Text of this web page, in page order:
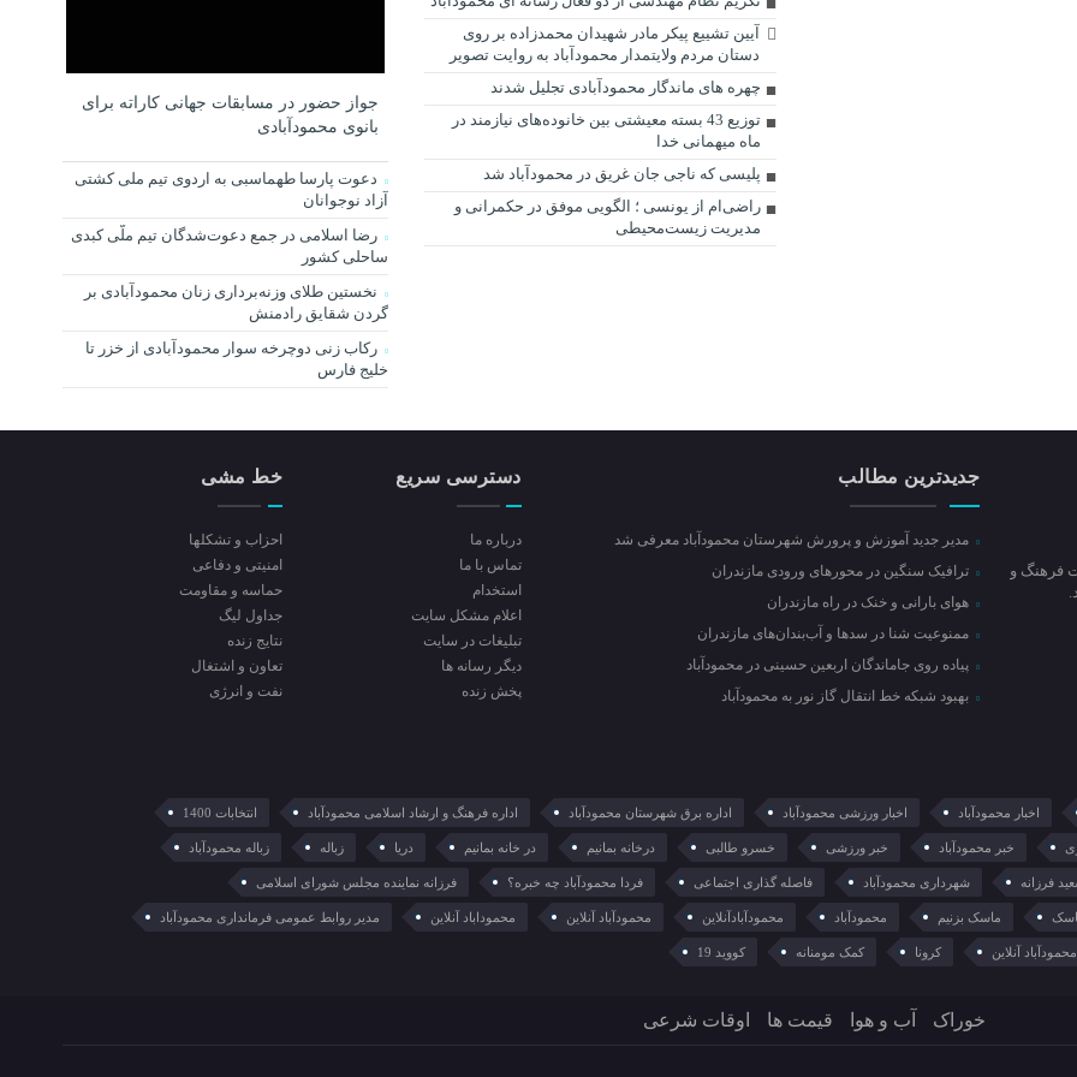
آیین تشییع پیکر مادر شهیدان محمدزاده بر روی
دستان مردم ولایتمدار محمودآباد به روایت تصویر
چهره های ماندگار محمودآبادی تجلیل شدند
توزیع 43 بسته معیشتی بین خانوده‌های نیازمند در
ماه میهمانی خدا
پلیسی که ناجی جان غریق در محمودآباد شد
راضی‌ام از یونسی ؛ الگویی موفق در حکمرانی و
مدیریت زیست‌محیطی
جواز حضور در مسابقات جهانی کاراته برای
بانوی محمودآبادی
دعوت پارسا طهماسبی به اردوی تیم ملی کشتی
آزاد نوجوانان
رضا اسلامی در جمع دعوت‌شدگان تیم ملّی کبدی
ساحلی کشور
نخستین طلای وزنه‌برداری زنان محمودآبادی بر
گردن شقایق رادمنش
رکاب زنی دوچرخه سوار محمودآبادی از خزر تا
خلیج فارس
فرهنگ و
جدیدترین مطالب
مدیر جدید آموزش و پرورش شهرستان محمودآباد معرفی شد
ترافیک سنگین در محور‌های ورودی مازندران
هوای بارانی و خنک در راه مازندران
ممنوعیت شنا در سدها و آب‌بندان‌‌های مازندران
پیاده روی جاماندگان اربعین حسینی در محمودآباد
بهبود شبکه خط انتقال گاز نور به محمودآباد
دسترسی سریع
درباره ما
تماس با ما
استخدام
اعلام مشکل سایت
تبلیغات در سایت
ديگر رسانه ها
پخش زنده
خط مشی
احزاب و تشکلها
امنیتی و دفاعی
حماسه و مقاومت
جداول لیگ
نتایج زنده
تعاون و اشتغال
نفت و انرژی
اخبار محمودآباد اخبار ورزشی محمودآباد اداره برق شهرستان محمودآباد اداره فرهنگ و ارشاد اسلامی محمودآباد انتخابات 1400
خبر محمودآباد خبر ورزشی خسرو طالبی درخانه بمانیم در خانه بمانیم دریا زباله زباله محمودآباد
فرزانه شهرداری محمودآباد فاصله گذاری اجتماعی فردا محمودآباد چه خبره؟ فرزانه نماینده مجلس شورای اسلامی
ماسک بزنیم محمودآباد محمودآبادآنلاین محمودآباد آنلاین محموداباد آنلاین مدیر روابط عمومی فرمانداری محمودآباد
آنلاین کرونا کمک مومنانه کووید 19
خوراک آب و هوا قیمت ها اوقات شرعی